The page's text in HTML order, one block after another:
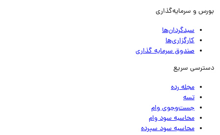
و سرمایه‌گذاری
سبدگردان‌ها
کارگزاری‌ها
صندوق سرمایه گذاری
سریع
مجله رده
تسه
جست‌وجوی وام
محاسبه سود وام
محاسبه سود سپرده